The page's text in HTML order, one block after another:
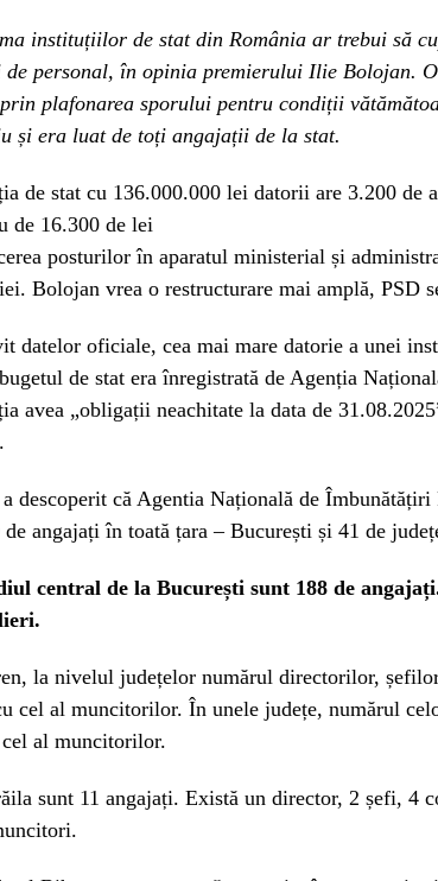
instituțiilor de stat din România ar trebui să
de personal, în opinia premierului Ilie Bolojan.
plafonarea sporului pentru condiții
și era luat de toți angajații de la stat.
de stat cu 136.000.000 lei datorii are 3.200 de
de 16.300 de lei
posturilor în aparatul ministerial și
Bolojan vrea o restructurare mai amplă, PSD
datelor oficiale, cea mai mare datorie a unei
de stat era înregistrată de Agenția
avea „obligații neachitate la data de
a descoperit că Agentia Națională de
de angajați în toată țara – București și 41 de
central de la București sunt 188 de
la nivelul județelor numărul directorilor,
cel al muncitorilor. În unele județe, numărul
cel al muncitorilor.
sunt 11 angajați. Există un director, 2 șefi, 4